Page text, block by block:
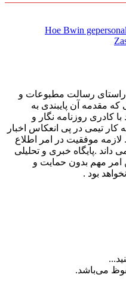
Hoe Bwin
راستای رسالت مطبوعات و
مقدمه آن پایبندی به
کادری روزنامه نگار و
کار تیمی در پی انعکاس اخبار
لازمه موفقیت در امر اطلاع
.پایگاه خبری و تحلیلی
امر مهم بدون حمایت و
بود .
می‌باشد.